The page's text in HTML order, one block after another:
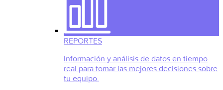
REPORTES
Información y análisis de datos en tiempo
real para tomar las mejores decisiones sobre
tu equipo.